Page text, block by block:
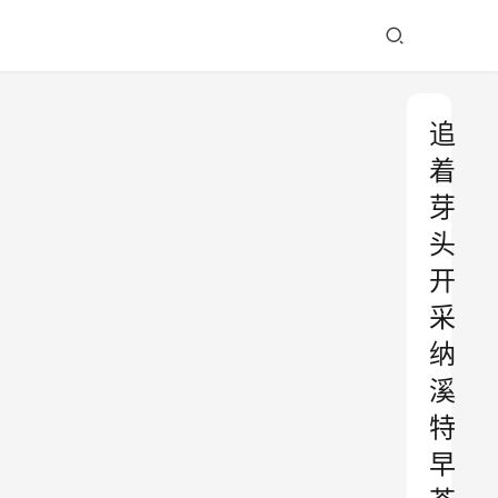
追
着
芽
头
开
采
纳
溪
特
早